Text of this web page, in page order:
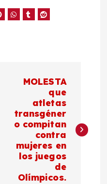
MOLESTA
que
atletas
transgéner
o compitan
contra
mujeres en
los juegos
de
Olímpicos.